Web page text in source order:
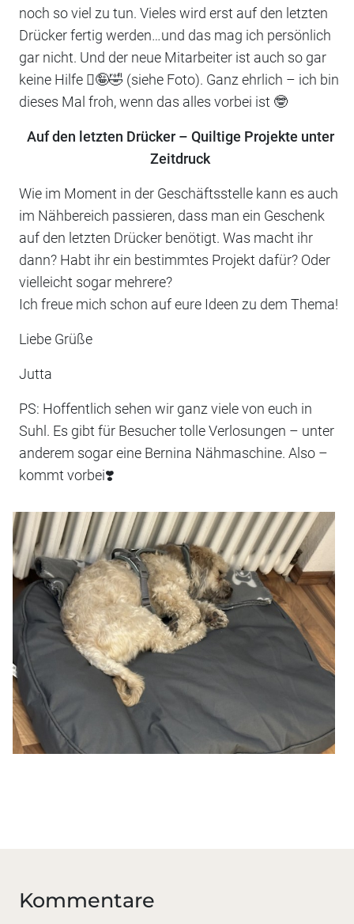
noch so viel zu tun. Vieles wird erst auf den letzten
Drücker fertig werden…und das mag ich persönlich
gar nicht. Und der neue Mitarbeiter ist auch so gar
keine Hilfe 🫩🤪🤣 (siehe Foto). Ganz ehrlich – ich bin
dieses Mal froh, wenn das alles vorbei ist 🤓
Auf den letzten Drücker – Quiltige Projekte unter
Zeitdruck
Wie im Moment in der Geschäftsstelle kann es auch
im Nähbereich passieren, dass man ein Geschenk
auf den letzten Drücker benötigt. Was macht ihr
dann? Habt ihr ein bestimmtes Projekt dafür? Oder
vielleicht sogar mehrere?
Ich freue mich schon auf eure Ideen zu dem Thema!
Liebe Grüße
Jutta
PS: Hoffentlich sehen wir ganz viele von euch in
Suhl. Es gibt für Besucher tolle Verlosungen – unter
anderem sogar eine Bernina Nähmaschine. Also –
kommt vorbei❣️
Kommentare